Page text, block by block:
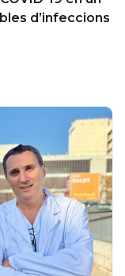
d’infeccions